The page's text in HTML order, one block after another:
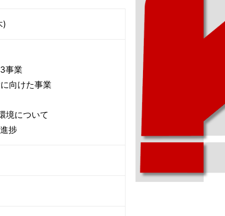
)
事業
向けた事業
境について
捗